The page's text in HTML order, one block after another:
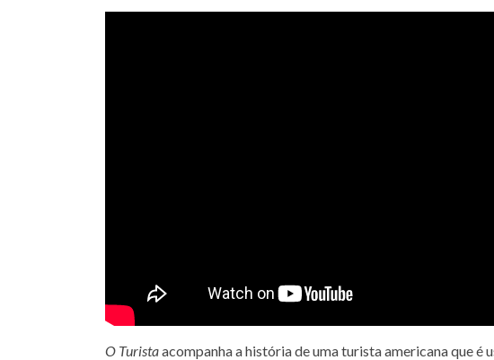
O Turistaacompanha a história de uma turista americana que